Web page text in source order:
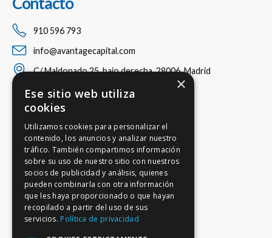
910 596 793
info@avantagecapital.com
C/ Maldonado 25, bajo derecha, 28006, Madrid
×
Ese sitio web utiliza
cookies
Utilizamos cookies para personalizar el
contenido, los anuncios y analizar nuestro
tráfico. También compartimos información
sobre su uso de nuestro sitio con nuestros
socios de publicidad y análisis, quienes
pueden combinarla con otra información
que les haya proporcionado o que hayan
recopilado a partir del uso de sus
servicios. Política de privacidad